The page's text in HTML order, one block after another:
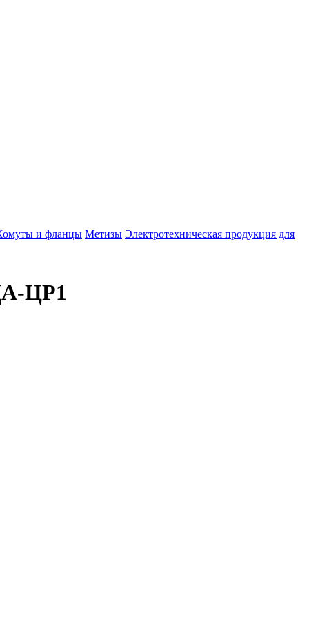
и фланцы Метизы Электротехническая продукция для
ЦР1